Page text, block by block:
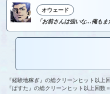
オウェード
「お前さんは強いな…俺もま
『経験地稼ぎ』の総クリーンヒット以上
『ぱすた』の総クリーンヒット以上回数